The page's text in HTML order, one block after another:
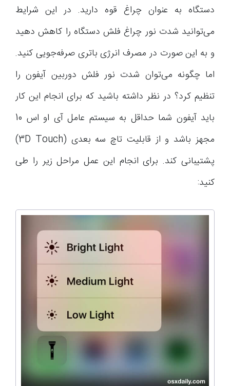
دستگاه به عنوان چراغ قوه دارید. در این شرایط
می‌توانید شدت نور چراغ فلش دستگاه را کاهش دهید
و به این صورت در مصرف انرژی باتری صرفه‌جویی کنید.
اما چگونه می‌توان شدت نور فلش دوربین آیفون را
تنظیم کرد؟ در نظر داشته باشید که برای انجام این کار
باید آیفون شما حداقل به سیستم عامل آی او اس 10
مجهز باشد و از قابلیت تاچ سه بعدی (3D Touch)
پشتیبانی کند. برای انجام این عمل مراحل زیر را طی
کنید: